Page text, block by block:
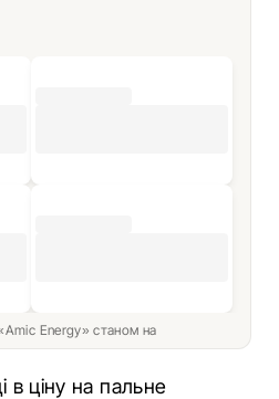
Energy» станом на
в ціну на пальне